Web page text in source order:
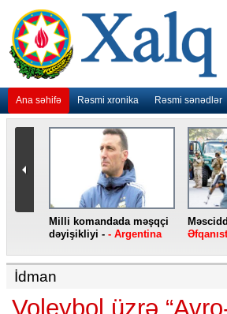
Ana səhifə Rəsmi xronika Rəsmi sənədlər
Milli komandada məşqçi
dəyişikliyi - - Argentina
İdman
Voleybol üzrə